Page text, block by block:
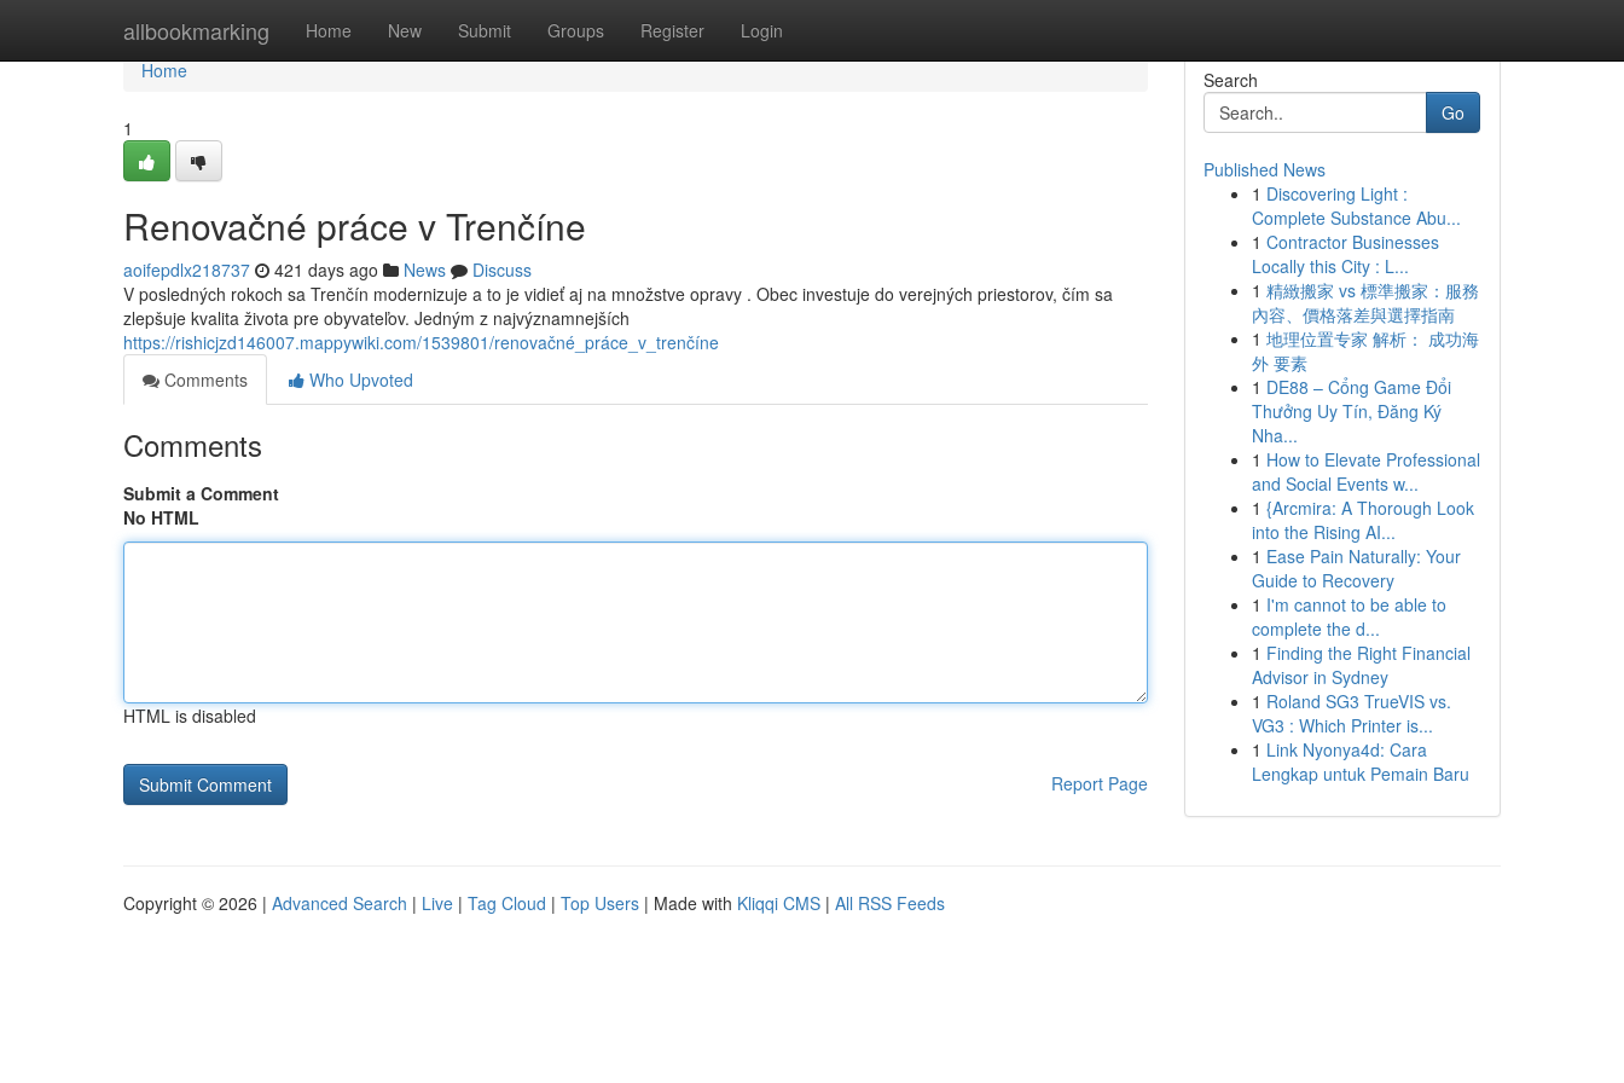
allbookmarking Home New Submit Groups Register Login
Home
Home
1
Renovačné práce v Trenčíne
aoifepdlx218737 421 days ago News
Discuss
V posledných rokoch sa Trenčín modernizuje a to je vidieť aj na množstve opravy . Obec investuje do verejných priestorov, čím sa
zlepšuje kvalita života pre obyvateľov. Jedným z najvýznamnejších
https://rishicjzd146007.mappywiki.com/1539801/renovačné_práce_v_trenčíne
Comments
Who Upvoted
Comments
Submit a Comment
No HTML
HTML is disabled
Report Page
Search
Go
Published News
1 Discovering Light :
Complete Substance Abu...
1 Contractor Businesses
Locally this City : L...
1 精緻搬家 vs 標準搬家：服務
內容、價格落差與選擇指南
1 地理位置专家 解析： 成功海
外 要素
1 DE88 – Cổng Game Đổi
Thưởng Uy Tín, Đăng Ký
Nha...
1 How to Elevate Professional
and Social Events w...
1 {Arcmira: A Thorough Look
into the Rising AI...
1 Ease Pain Naturally: Your
Guide to Recovery
1 I'm cannot to be able to
complete the d...
1 Finding the Right Financial
Advisor in Sydney
1 Roland SG3 TrueVIS vs.
VG3 : Which Printer is...
1 Link Nyonya4d: Cara
Lengkap untuk Pemain Baru
Copyright © 2026 | Advanced Search | Live | Tag Cloud | Top Users | Made with Kliqqi CMS | All RSS Feeds